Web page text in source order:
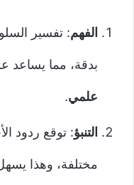
الفهم: تفسير
بدقة، مما يساعد
علمي.
التنبؤ: توقع ردود
مختلفة، وهذا